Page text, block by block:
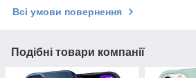
Всі умови повернення
Подібні товари компанії